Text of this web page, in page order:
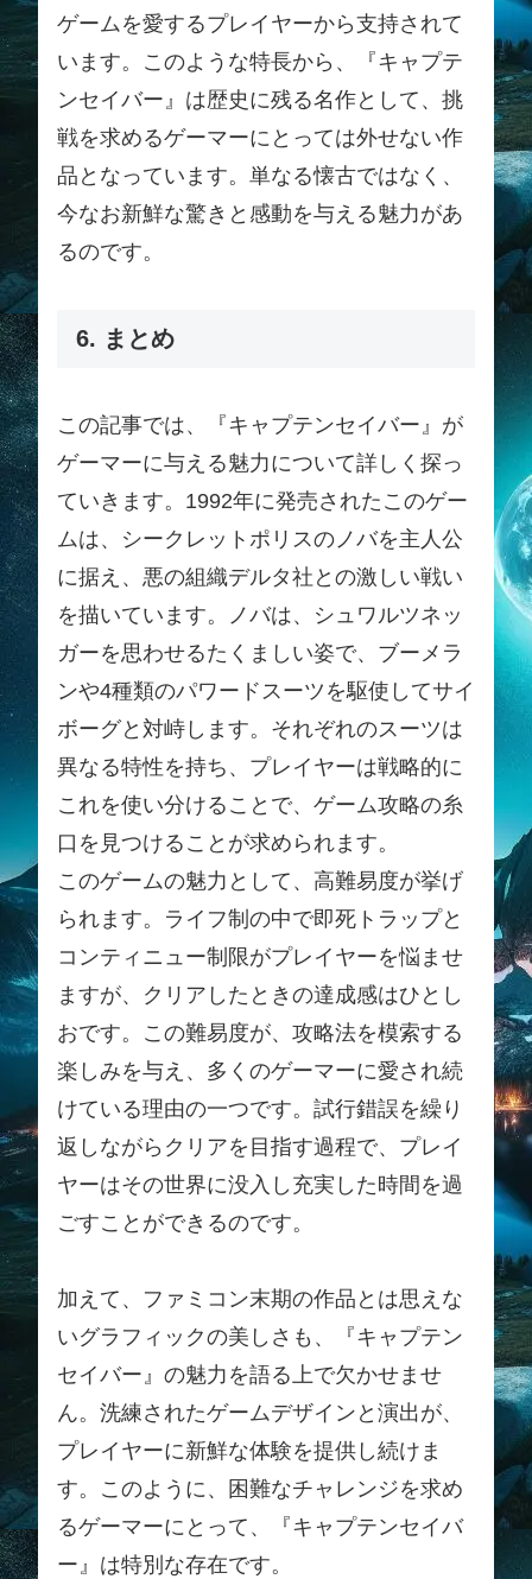
ゲームを愛するプレイヤーから支持されて
います。このような特長から、『キャプテ
ンセイバー』は歴史に残る名作として、挑
戦を求めるゲーマーにとっては外せない作
品となっています。単なる懐古ではなく、
今なお新鮮な驚きと感動を与える魅力があ
るのです。
6. まとめ
この記事では、『キャプテンセイバー』が
ゲーマーに与える魅力について詳しく探っ
ていきます。1992年に発売されたこのゲー
ムは、シークレットポリスのノバを主人公
に据え、悪の組織デルタ社との激しい戦い
を描いています。ノバは、シュワルツネッ
ガーを思わせるたくましい姿で、ブーメラ
ンや4種類のパワードスーツを駆使してサイ
ボーグと対峙します。それぞれのスーツは
異なる特性を持ち、プレイヤーは戦略的に
これを使い分けることで、ゲーム攻略の糸
口を見つけることが求められます。
このゲームの魅力として、高難易度が挙げ
られます。ライフ制の中で即死トラップと
コンティニュー制限がプレイヤーを悩ませ
ますが、クリアしたときの達成感はひとし
おです。この難易度が、攻略法を模索する
楽しみを与え、多くのゲーマーに愛され続
けている理由の一つです。試行錯誤を繰り
返しながらクリアを目指す過程で、プレイ
ヤーはその世界に没入し充実した時間を過
ごすことができるのです。
加えて、ファミコン末期の作品とは思えな
いグラフィックの美しさも、『キャプテン
セイバー』の魅力を語る上で欠かせませ
ん。洗練されたゲームデザインと演出が、
プレイヤーに新鮮な体験を提供し続けま
す。このように、困難なチャレンジを求め
るゲーマーにとって、『キャプテンセイバ
ー』は特別な存在です。